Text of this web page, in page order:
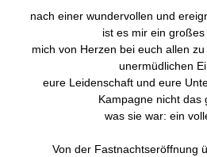
nach einer wundervollen und
ist es mir ein großes
mich von Herzen bei euch allen
unermüdlichen
eure Leidenschaft und eure
Kampagne nicht das
was sie war: ein
Von der Fastnachtseröffnung